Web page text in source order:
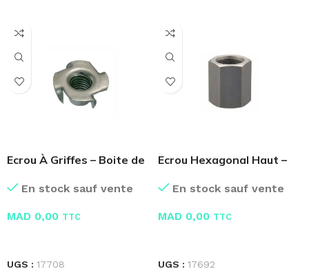
Ecrou À Griffes – Boite de
En stock sauf vente
MAD 0,00 TTC
UGS : 17708
Ecrou Hexagonal Haut –
En stock sauf vente
MAD 0,00 TTC
UGS : 17692